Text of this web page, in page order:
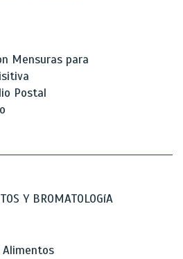
Mensuras para
Postal
Y BROMATOLOGíA